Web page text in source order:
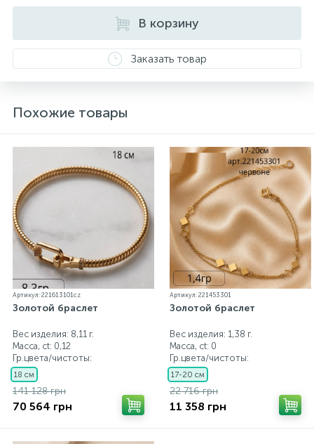
реальных из-за особенностей цветопередачи
В корзину
Заказать товар
Похожие товары
Артикул: 221613101cz
Золотой браслет
Вес изделия: 8,11 г.
Масса, ct: 0,12
Гр.цвета/чистоты:
18 см
141 128 грн
70 564 грн
Артикул: 221453301
Золотой браслет
Вес изделия: 1,38 г.
Масса, ct: 0
Гр.цвета/чистоты:
17-20 см
22 716 грн
11 358 грн